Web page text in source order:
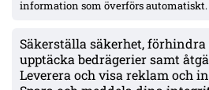
information som överförs automatiskt.
Säkerställa säkerhet, förhindra
upptäcka bedrägerier samt
Leverera och visa reklam och
Spelarbetyg
KONTAKT
kontakt@bollsvenskan.se
redaktionen@bollsvenskan.se